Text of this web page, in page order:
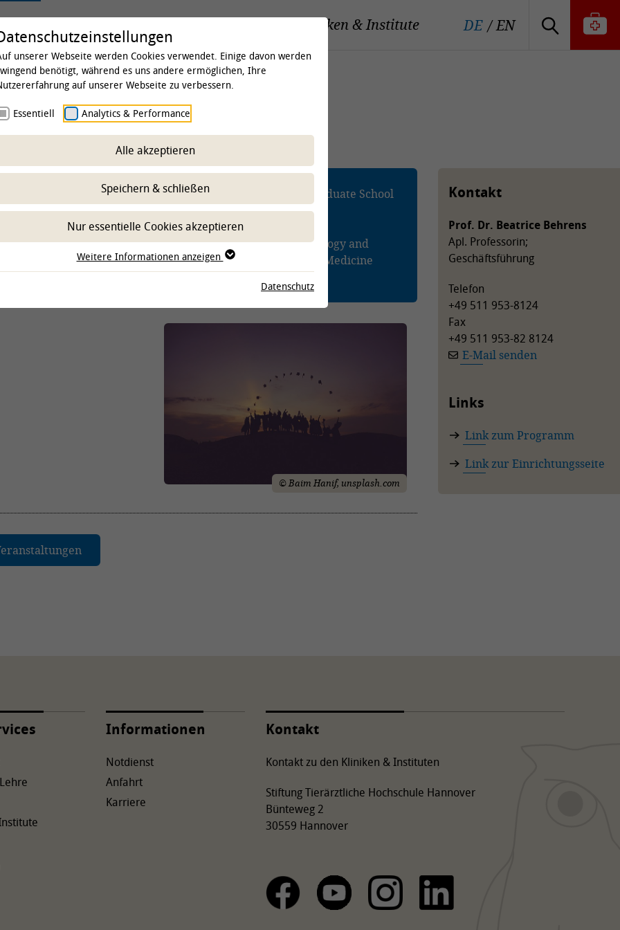
Kliniken & Institute DE EN
School Day
Hörsaal Institut für
Pathologie, Bünteweg 17,
30559 Hannover
Hannover Graduate School
for Veterinary
Neuroinfectiology and
Translational Medicine
(HGNI)
© Baim Hanif, unsplash.com
Kontakt
Prof. Dr. Beatrice Behrens
Apl. Professorin;
Geschäftsführung
Telefon
+49 511 953-8124
Fax
+49 511 953-82 8124
E-Mail senden
Links
Link zum Programm
Link zur Einrichtungsseite
Informationen
Notdienst
Anfahrt
Karriere
Kontakt
Kontakt zu den Kliniken & Instituten
Stiftung Tierärztliche Hochschule Hannover
Bünteweg 2
30559 Hannover
unserer Webseite werden Cookies verwendet. Einige davon werden
benötigt, während es uns andere ermöglichen, Ihre
auf unserer Webseite zu verbessern.
Essentiell Analytics & Performance
Alle akzeptieren
Speichern & schließen
Nur essentielle Cookies akzeptieren
Weitere Informationen anzeigen
Datenschutz